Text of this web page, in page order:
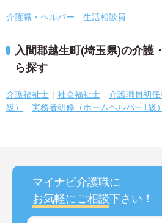
介護職・ヘルパー 生活相談員
入間郡越生町(埼玉県)の介護
ら探す
介護福祉士 社会福祉士
介護職員初
級）
実務者研修（ホームヘルパー1級）
マイナビ介護職に
お気軽にご相談下さい！